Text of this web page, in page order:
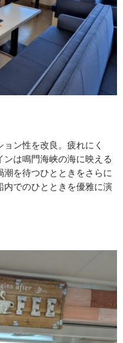
ン性を改良。疲れにく
ンは鳴門海峡の海に映える
を待つひとときをさらに
内でのひとときを優雅に演